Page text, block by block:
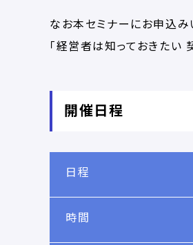
なお本セミナーにお申込み
「経営者は知っておきたい
開催日程
日程
時間